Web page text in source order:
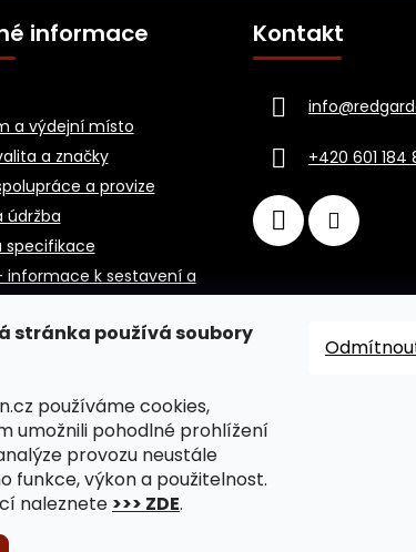
stránka používá soubory
používáme cookies,
umožnili pohodlné prohlížení
provozu neustále
funkce, výkon a použitelnost.
naleznete >>> ZDE.
informace
a výdejní místo
a značky
a provize
údržba
specifikace
- informace k sestavení a
Kontakt
info@
+420 601 184